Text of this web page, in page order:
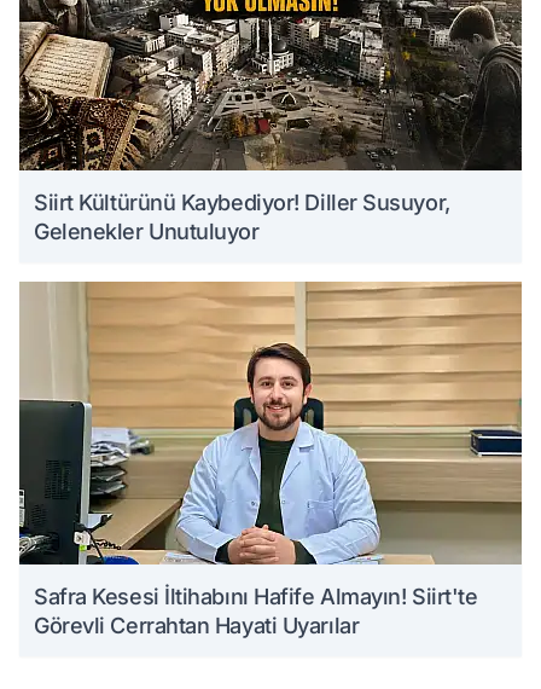
Siirt Kültürünü Kaybediyor! Diller Susuyor,
Gelenekler Unutuluyor
Safra Kesesi İltihabını Hafife Almayın! Siirt'te
Görevli Cerrahtan Hayati Uyarılar